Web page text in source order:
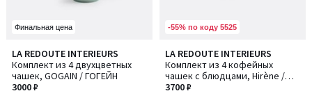
Финальная цена
LA REDOUTE INTERIEURS
Комплект из 4 двухцветных
чашек, GOGAIN / ГОГЕЙН
3000 ₽
4,4
/ 5
-55% по коду 5525
LA REDOUTE INTERIEURS
Комплект из 4 кофейных
чашек с блюдцами, Hirène /
Хирен
3700 ₽
3,9
/ 5